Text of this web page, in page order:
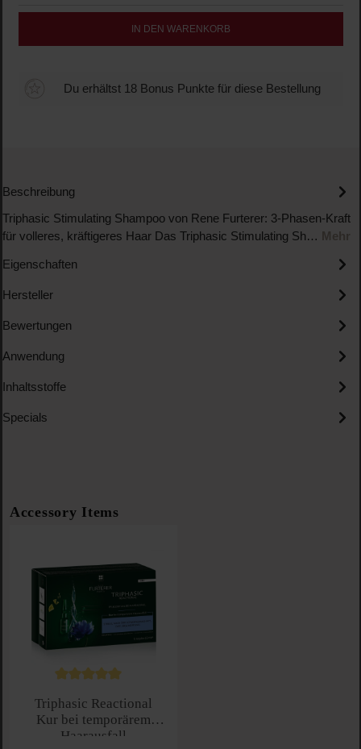
IN DEN WARENKORB
Du erhältst 18 Bonus Punkte für diese Bestellung
Beschreibung
Triphasic Stimulating Shampoo von Rene Furterer: 3-Phasen-Kraft
für volleres, kräftigeres Haar Das Triphasic Stimulating Sh… Mehr
Eigenschaften
Hersteller
Bewertungen
Anwendung
Inhaltsstoffe
Specials
Produktgalerie überspringen
Accessory Items
Triphasic Reactional
Kur bei temporärem
Haarausfall